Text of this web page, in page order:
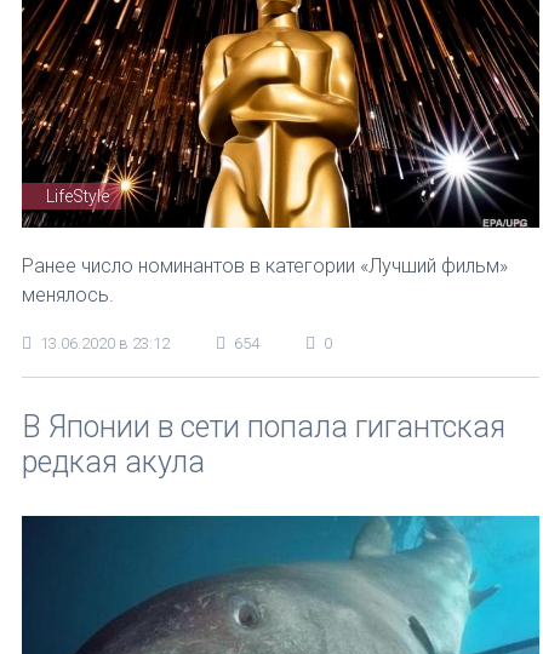
LifeStyle
Ранее число номинантов в категории «Лучший фильм»
менялось.
13.06.2020 в 23:12 654 0
В Японии в сети попала гигантская
редкая акула